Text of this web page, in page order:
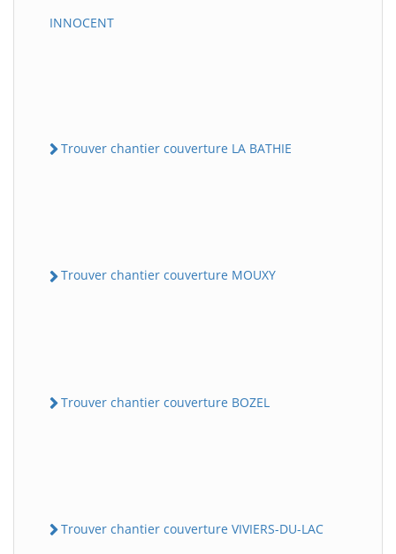
INNOCENT
Trouver chantier couverture LA BATHIE
Trouver chantier couverture MOUXY
Trouver chantier couverture BOZEL
Trouver chantier couverture VIVIERS-DU-LAC